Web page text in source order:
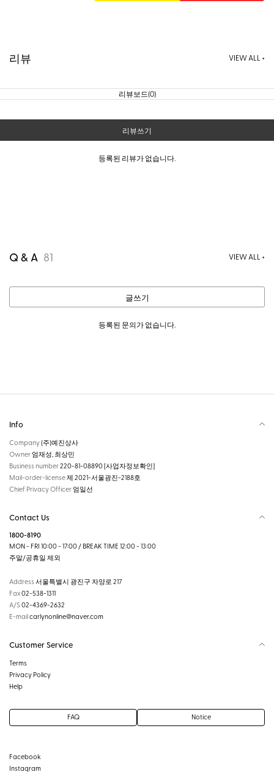
리뷰 VIEW ALL +
리뷰보드(0)
리뷰쓰기
등록된 리뷰가 없습니다.
Q & A 81 VIEW ALL +
글쓰기
등록된 문의가 없습니다.
Info
Company(주)예진상사
Owner 엄재성, 최상민
Business number220-81-08890[사업자정보확인]
Mail-order-license제 2021-서울광진-2188호
Chief Privacy Officer 엄일선
Contact Us
1800-8190
MON - FRI 10:00 - 17:00 / BREAK TIME 12:00 - 13:00
주말/공휴일 제외
Address서울특별시 광진구 자양로 217
Fax02-538-1311
A/S02-4369-2632
E-mailcarlynonline@naver.com
Customer Service
Terms
Privacy Policy
Help
FAQ Notice
Facebook
Instagram